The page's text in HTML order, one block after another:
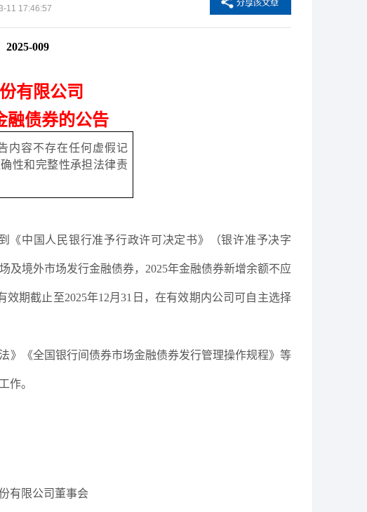
11 17:46:57
2025-009
有限公司
融债券的公告
内容不存在任何虚假记
性和完整性承担法律责
《中国人民银行准予行政许可决定书》（银许准予决字
及境外市场发行金融债券，2025年金融债券新增余额不应
期截止至2025年12月31日，在有效期内公司可自主选择
》《全国银行间债券市场金融债券发行管理操作规程》等
作。
有限公司董事会